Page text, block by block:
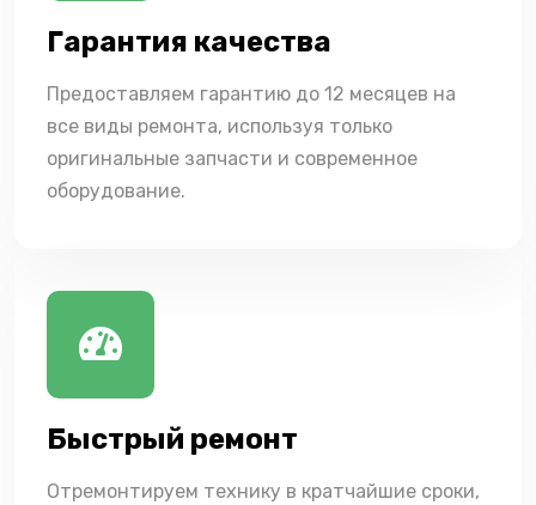
Гарантия качества
Предоставляем гарантию до 12 месяцев на
все виды ремонта, используя только
оригинальные запчасти и современное
оборудование.
Быстрый ремонт
Отремонтируем технику в кратчайшие сроки,